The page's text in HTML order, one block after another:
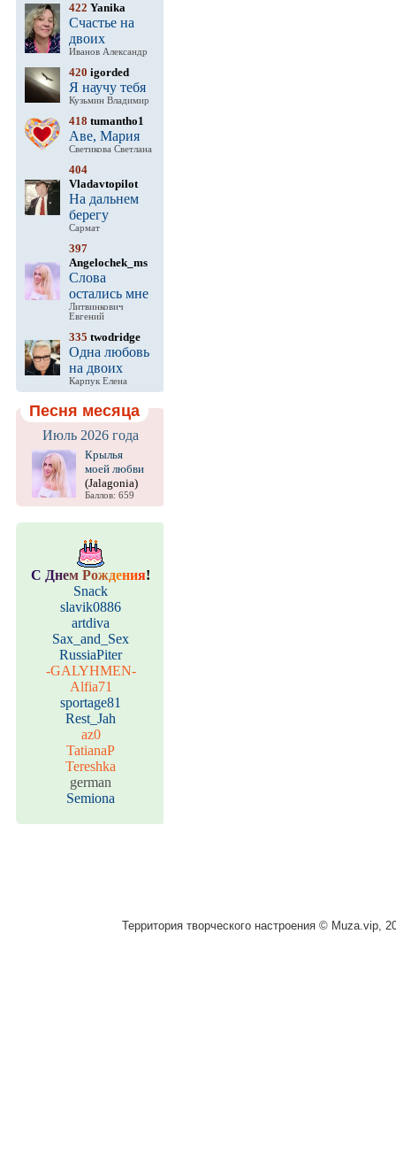
422 Yanika
Счастье на
двоих
Иванов Александр
420 igorded
Я научу тебя
Кузьмин Владимир
418 tumantho1
Аве, Мария
Светикова Светлана
404
Vladavtopilot
На дальнем
берегу
Сармат
397
Angelochek_ms
Слова
остались мне
Литвинкович
Евгений
335 twodridge
Одна любовь
на двоих
Карпук Елена
Песня месяца
Июль 2026 года
Крылья
моей любви
(Jalagonia)
Баллов: 659
С Днем Рождения!
Snack
slavik0886
artdiva
Sax_and_Sex
RussiaPiter
-GALYHMEN-
Alfia71
sportage81
Rest_Jah
az0
TatianaP
Tereshka
german
Semiona
Территория творческого настроения © Muza.vip,